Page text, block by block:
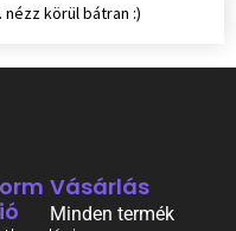
körül bátran :)
Vásárlás
Minden termék